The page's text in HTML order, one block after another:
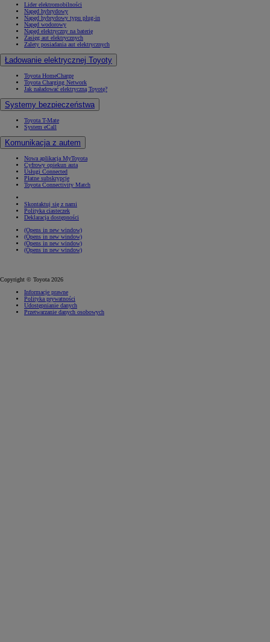
Lider elektromobilności
Napęd hybrydowy
Napęd hybrydowy typu plug-in
Napęd wodorowy
Napęd elektryczny na baterię
Zasięg aut elektrycznych
Zalety posiadania aut elektrycznych
Ładowanie elektrycznej Toyoty
Toyota HomeCharge
Toyota Charging Network
Jak naładować elektryczną Toyotę?
Systemy bezpieczeństwa
Toyota T-Mate
System eCall
Komunikacja z autem
Nowa aplikacja MyToyota
Cyfrowy opiekun auta
Usługi Connected
Płatne subskrypcje
Toyota Connectivity Match
Skontaktuj się z nami
Polityka ciasteczek
Deklaracja dostępności
(Opens in new window)
(Opens in new window)
(Opens in new window)
(Opens in new window)
Copyright © Toyota 2026
Informacje prawne
Polityka prywatności
Udostępnianie danych
Przetwarzanie danych osobowych